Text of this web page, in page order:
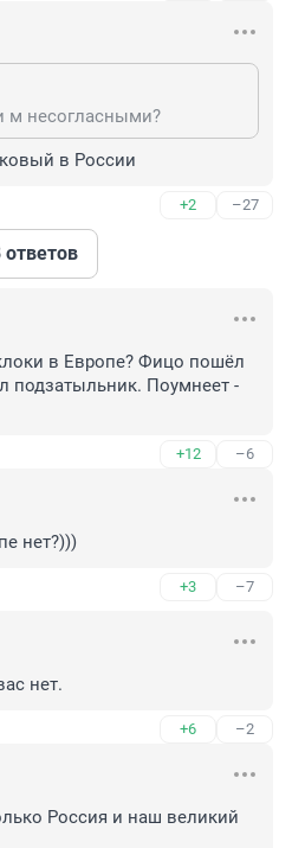
м несогласными?
в России
+2 –27
в Европе? Фицо пошёл
подзатыльник. Поумнеет -
+12 –6
нет?)))
+3 –7
нет.
+6 –2
Россия и наш великий